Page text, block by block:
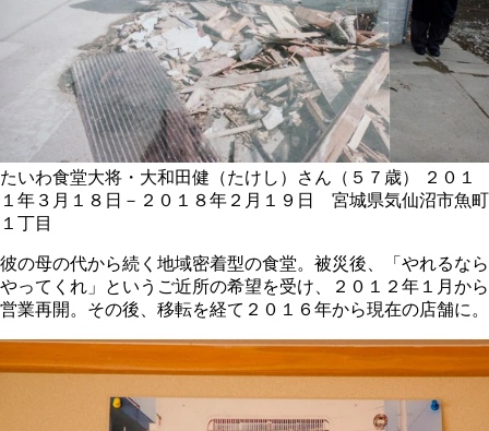
たいわ食堂大将・大和田健（たけし）さん（５７歳）
２０１
１年３月１８日－２０１８年２月１９日 宮城県気仙沼市魚町
１丁目
彼の母の代から続く地域密着型の食堂。被災後、「やれるなら
やってくれ」というご近所の希望を受け、２０１２年１月から
営業再開。その後、移転を経て２０１６年から現在の店舗に。